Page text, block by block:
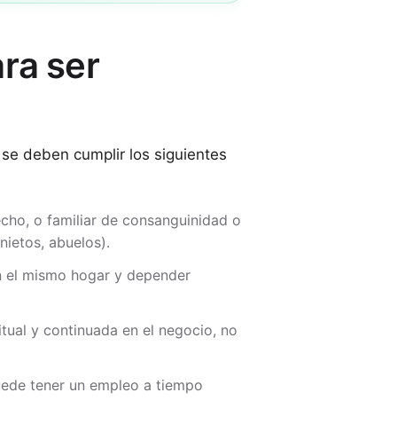
ser
deben cumplir los siguientes
o familiar de consanguinidad o
abuelos).
mismo hogar y depender
y continuada en el negocio, no
tener un empleo a tiempo